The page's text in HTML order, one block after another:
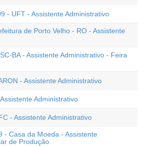
- UFT - Assistente Administrativo
de Porto Velho - RO - Assistente
BA - Assistente Administrativo - Feira
- Assistente Administrativo
Administrativo
- Assistente Administrativo
- Casa da Moeda - Assistente
de Produção